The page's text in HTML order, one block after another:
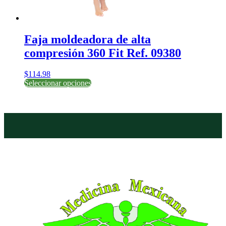
Faja moldeadora de alta
compresión 360 Fit Ref. 09380
$114.98
Seleccionar opcionesEste
opciones
página
de
producto